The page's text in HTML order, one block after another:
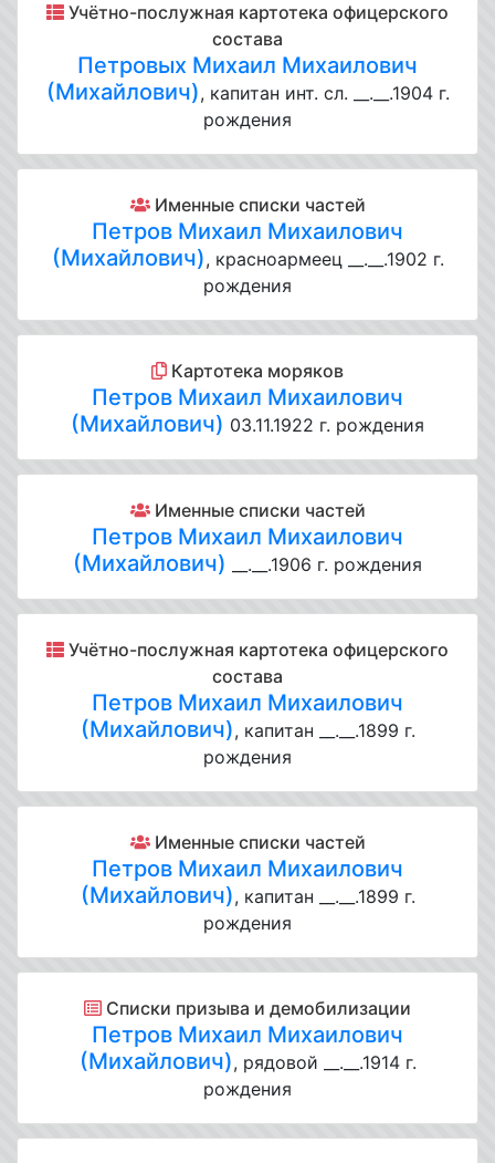
Учётно-послужная картотека офицерского
состава
Петровых Михаил Михаилович
(Михайлович), капитан инт. сл. __.__.1904 г.
рождения
Именные списки частей
Петров Михаил Михаилович
(Михайлович), красноармеец __.__.1902 г.
рождения
Картотека моряков
Петров Михаил Михаилович
(Михайлович) 03.11.1922 г. рождения
Именные списки частей
Петров Михаил Михаилович
(Михайлович) __.__.1906 г. рождения
Учётно-послужная картотека офицерского
состава
Петров Михаил Михаилович
(Михайлович), капитан __.__.1899 г.
рождения
Именные списки частей
Петров Михаил Михаилович
(Михайлович), капитан __.__.1899 г.
рождения
Списки призыва и демобилизации
Петров Михаил Михаилович
(Михайлович), рядовой __.__.1914 г.
рождения